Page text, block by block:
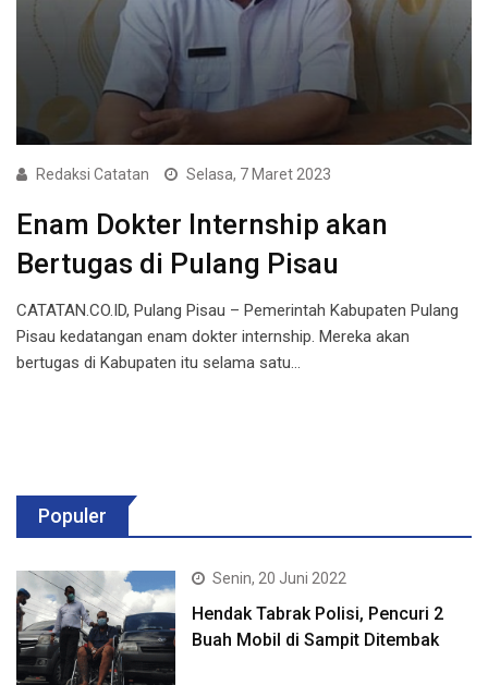
Redaksi Catatan Selasa, 7 Maret 2023
Enam Dokter Internship akan
Bertugas di Pulang Pisau
CATATAN.CO.ID, Pulang Pisau – Pemerintah Kabupaten Pulang
Pisau kedatangan enam dokter internship. Mereka akan
bertugas di Kabupaten itu selama satu…
Populer
Senin, 20 Juni 2022
Hendak Tabrak Polisi, Pencuri 2
Buah Mobil di Sampit Ditembak